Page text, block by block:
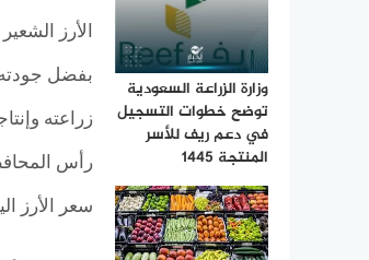
وزارة الزراعة السعودية
توضح خطوات التسجيل
في دعم ريف للأسر
المنتجة 1445
الأرز
بفضل
زراعته
رأس
سعر الأرز اليوم